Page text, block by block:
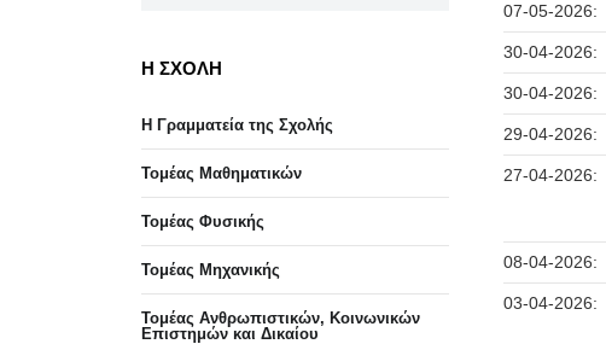
07-05-2026:
30-04-2026:
30-04-2026:
29-04-2026:
27-04-2026:
08-04-2026:
03-04-2026:
Η ΣΧΟΛΗ
Η Γραμματεία της Σχολής
Τομέας Μαθηματικών
Τομέας Φυσικής
Τομέας Μηχανικής
Τομέας Ανθρωπιστικών, Κοινωνικών
Επιστημών και Δικαίου